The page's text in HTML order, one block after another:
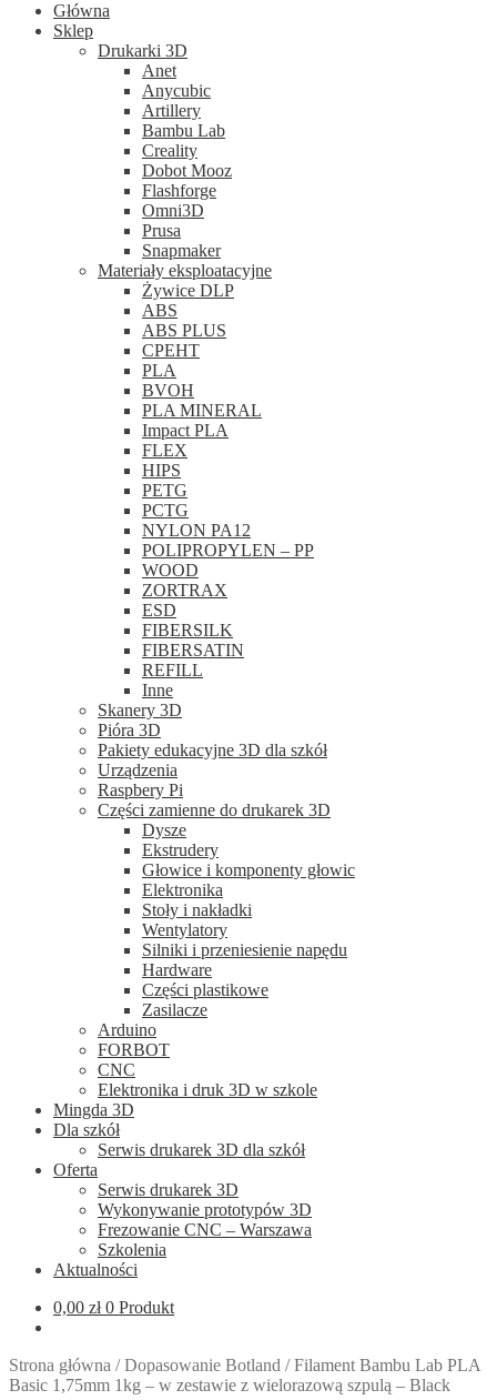
Główna
Sklep
Drukarki 3D
Anet
Anycubic
Artillery
Bambu Lab
Creality
Dobot Mooz
Flashforge
Omni3D
Prusa
Snapmaker
Materiały eksploatacyjne
Żywice DLP
ABS
ABS PLUS
CPEHT
PLA
BVOH
PLA MINERAL
Impact PLA
FLEX
HIPS
PETG
PCTG
NYLON PA12
POLIPROPYLEN – PP
WOOD
ZORTRAX
ESD
FIBERSILK
FIBERSATIN
REFILL
Inne
Skanery 3D
Pióra 3D
Pakiety edukacyjne 3D dla szkół
Urządzenia
Raspbery Pi
Części zamienne do drukarek 3D
Dysze
Ekstrudery
Głowice i komponenty głowic
Elektronika
Stoły i nakładki
Wentylatory
Silniki i przeniesienie napędu
Hardware
Części plastikowe
Zasilacze
Arduino
FORBOT
CNC
Elektronika i druk 3D w szkole
Mingda 3D
Dla szkół
Serwis drukarek 3D dla szkół
Oferta
Serwis drukarek 3D
Wykonywanie prototypów 3D
Frezowanie CNC – Warszawa
Szkolenia
Aktualności
0,00 zł 0 Produkt
Strona główna /Dopasowanie Botland /Filament Bambu Lab PLA
Basic 1,75mm 1kg – w zestawie z wielorazową szpulą – Black